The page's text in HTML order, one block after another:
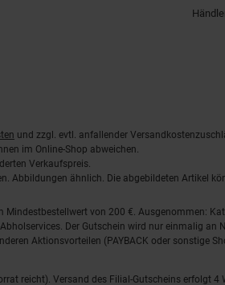
und zzgl. evtl. anfallender
im Online-Shop abweichen.
Verkaufspreis.
Abbildungen ähnlich. Die abgebildeten Artikel
von 200 €. Ausgenommen:
Der Gutschein wird nur einmalig
Aktionsvorteilen (PAYBACK oder sonstige
reicht). Versand des Filial-Gutscheins